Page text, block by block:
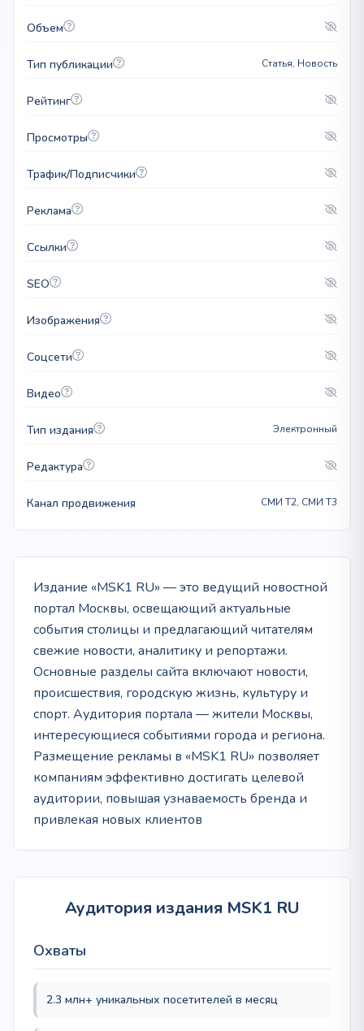
Объем
Тип публикации Статья, Новость
Рейтинг
Просмотры
Трафик/Подписчики
Реклама
Ссылки
SEO
Изображения
Соцсети
Видео
Тип издания Электронный
Редактура
Канал продвижения СМИ T2, СМИ T3
Издание «MSK1 RU» — это ведущий новостной
портал Москвы, освещающий актуальные
события столицы и предлагающий читателям
свежие новости, аналитику и репортажи.
Основные разделы сайта включают новости,
происшествия, городскую жизнь, культуру и
спорт. Аудитория портала — жители Москвы,
интересующиеся событиями города и региона.
Размещение рекламы в «MSK1 RU» позволяет
компаниям эффективно достигать целевой
аудитории, повышая узнаваемость бренда и
привлекая новых клиентов
Аудитория издания MSK1 RU
Охваты
2.3 млн+ уникальных посетителей в месяц